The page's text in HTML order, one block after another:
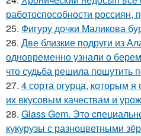
работоспособности россиян,
25. Фигуру дочки Маликова
26. Две близкие подруги из
одновременно узнали о
что судьба решила пошутить
27. 4 сорта огурца, которым
их вкусовым качествам и
28. Glass Gem. Этo
кукурузы с разноцветными